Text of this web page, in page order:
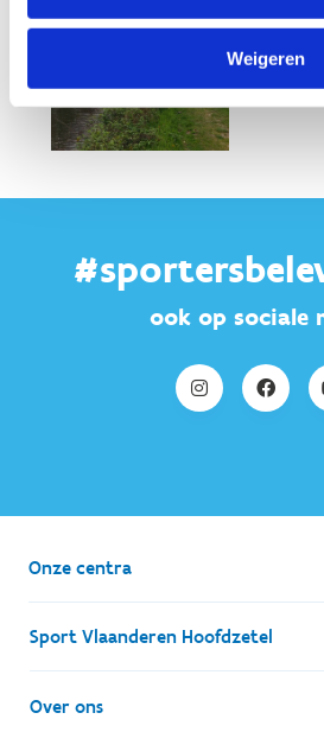
Weigeren
ook op sociale
Onze centra
Sport Vlaanderen Hoofdzetel
Simon Bolivarlaan 17
Over ons